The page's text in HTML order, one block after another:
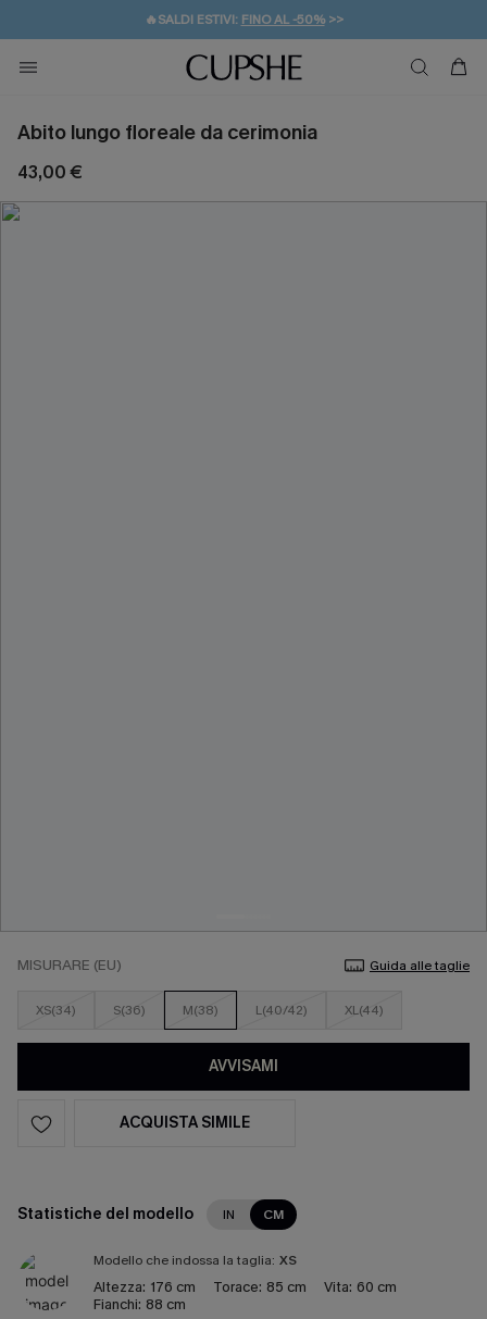
🔥SALDI ESTIVI: FINO AL -50%>>
🚚SPEDIZIONE GRATUITA DA 49€
💌REGALO PER I NUOVI: 20% DI SCONTO*
Abito lungo floreale da cerimonia
43,00 €
MISURARE (EU) Guida alle taglie
XS(34) S(36) M(38) L(40/42) XL(44)
AVVISAMI
ACQUISTA SIMILE
Statistiche del modello IN CM
Modello che indossa la taglia: XS
Altezza: 176 cm Torace: 85 cm Vita: 60 cm
Fianchi: 88 cm